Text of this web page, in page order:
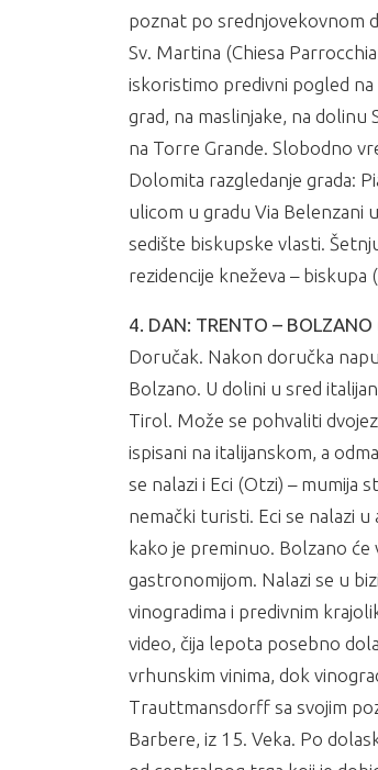
poznat po srednjovekovnom
Sv. Martina (Chiesa
iskoristimo predivni pogled
grad, na maslinjake, na dolinu
na Torre Grande. Slobodno
Dolomita razgledanje grada:
ulicom u gradu Via Belenzani
sedište biskupske vlasti.
rezidencije kneževa –
4. DAN: TRENTO –
Doručak. Nakon doručka
Bolzano. U dolini u sred
Tirol. Može se pohvaliti
ispisani na italijanskom, a
se nalazi i Eci (Otzi) –
nemački turisti. Eci se nalazi
kako je preminuo. Bolzano će
gastronomijom. Nalazi se u
vinogradima i predivnim
video, čija lepota posebno
vrhunskim vinima, dok
Trauttmansdorff sa svojim
Barbere, iz 15. Veka. Po